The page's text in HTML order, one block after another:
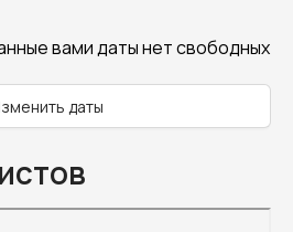
вами даты нет свободных
даты